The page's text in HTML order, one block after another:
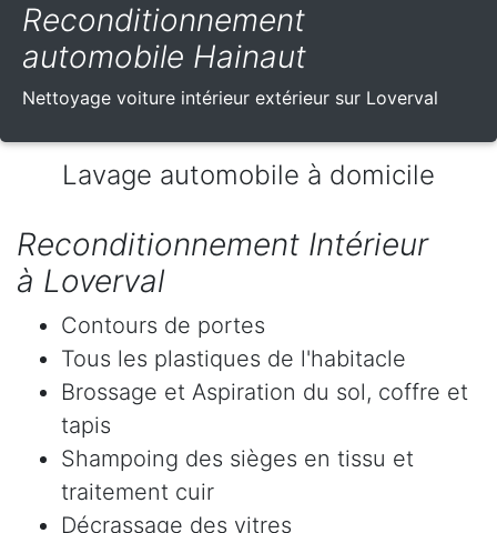
Reconditionnement
automobile Hainaut
Nettoyage voiture intérieur extérieur sur Loverval
Lavage automobile à domicile
Reconditionnement Intérieur
à Loverval
Contours de portes
Tous les plastiques de l'habitacle
Brossage et Aspiration du sol, coffre et
tapis
Shampoing des sièges en tissu et
traitement cuir
Décrassage des vitres